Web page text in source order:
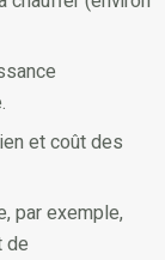
et coût des
par exemple,
de